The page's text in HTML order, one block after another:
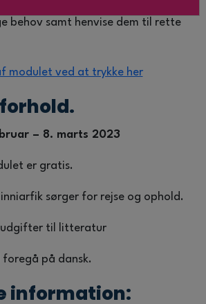
behov samt henvise dem til rette
modulet ved at trykke her
– 8. marts 2023
er gratis.
sørger for rejse og ophold.
udgifter til litteratur
foregå på dansk.
information: